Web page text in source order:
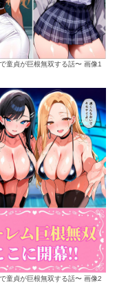
童貞が巨根無双する話〜 画像1
童貞が巨根無双する話〜 画像2